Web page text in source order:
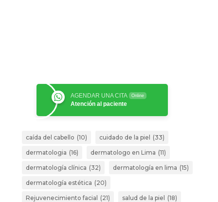
AGENDAR UNA CITA Online
Atención al paciente
caída del cabello (10) cuidado de la piel (33)
dermatologia (16) dermatologo en Lima (11)
dermatología clínica (32) dermatología en lima (15)
dermatología estética (20)
Rejuvenecimiento facial (21) salud de la piel (18)